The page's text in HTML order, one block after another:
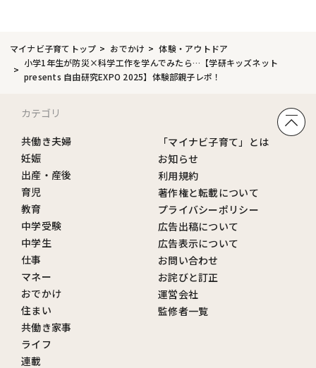
マイナビ子育てトップ おでかけ
体験・アウトドア
小学1年生が防災×科学工作を学んでみたら…【学研キッズネット
presents 自由研究EXPO 2025】体験部親子レポ！
カテゴリ
共働き夫婦
妊娠
出産・産後
育児
教育
中学受験
中学生
仕事
マネー
おでかけ
住まい
共働き家事
ライフ
連載
「マイナビ子育て」とは
お知らせ
利用規約
著作権と転載について
プライバシーポリシー
広告出稿について
広告表示について
お問い合わせ
お詫びと訂正
運営会社
監修者一覧